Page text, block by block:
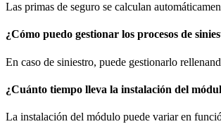
Las primas de seguro se calculan
¿Cómo puedo gestionar los procesos de
En caso de siniestro, puede gestionarlo
¿Cuánto tiempo lleva la instalación del
La instalación del módulo puede variar en